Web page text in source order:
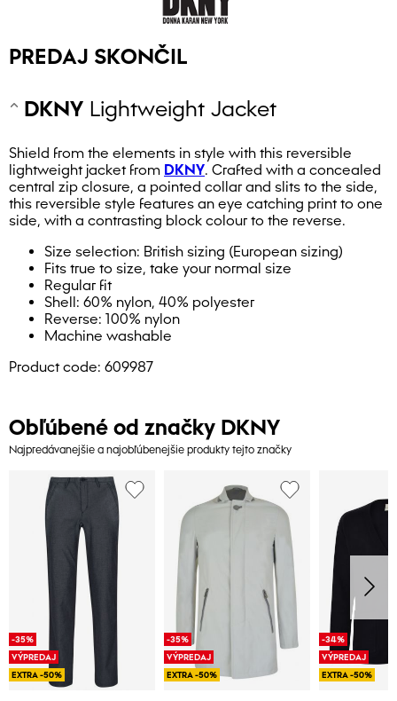
PREDAJ SKONČIL
DKNY Lightweight Jacket
Shield from the elements in style with this reversible
lightweight jacket from DKNY. Crafted with a concealed
central zip closure, a pointed collar and slits to the side,
this reversible style features an eye catching print to one
side, with a contrasting block colour to the reverse.
Size selection: British sizing (European sizing)
Fits true to size, take your normal size
Regular fit
Shell: 60% nylon, 40% polyester
Reverse: 100% nylon
Machine washable
Product code: 609987
Obľúbené od značky DKNY
Najpredávanejšie a najobľúbenejšie produkty tejto značky
-35%
VÝPREDAJ
EXTRA -50%
-35%
VÝPREDAJ
EXTRA -50%
-34%
VÝPREDAJ
EXTRA -50%